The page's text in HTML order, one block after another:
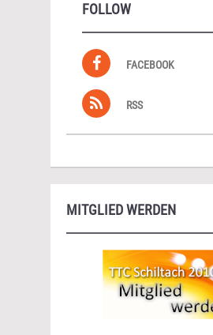
FOLLOW
FACEBOOK
RSS
MITGLIED WERDEN